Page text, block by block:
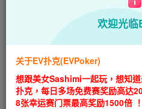
EV扑克|EV扑克官网|EV扑克下
乐场|EV扑克小游戏——EV扑
EV扑克|EV扑克官网|EV扑克娱
乐场|EV扑克游戏网址发布页
(www.evpk66.com)
欢迎光临
关于EV扑克(EVPoker)
想跟美女Sashimi一起玩，想知
扑克，每日多场免费赛奖励高达
8张幸运赛门票最高奖励1500倍 ！